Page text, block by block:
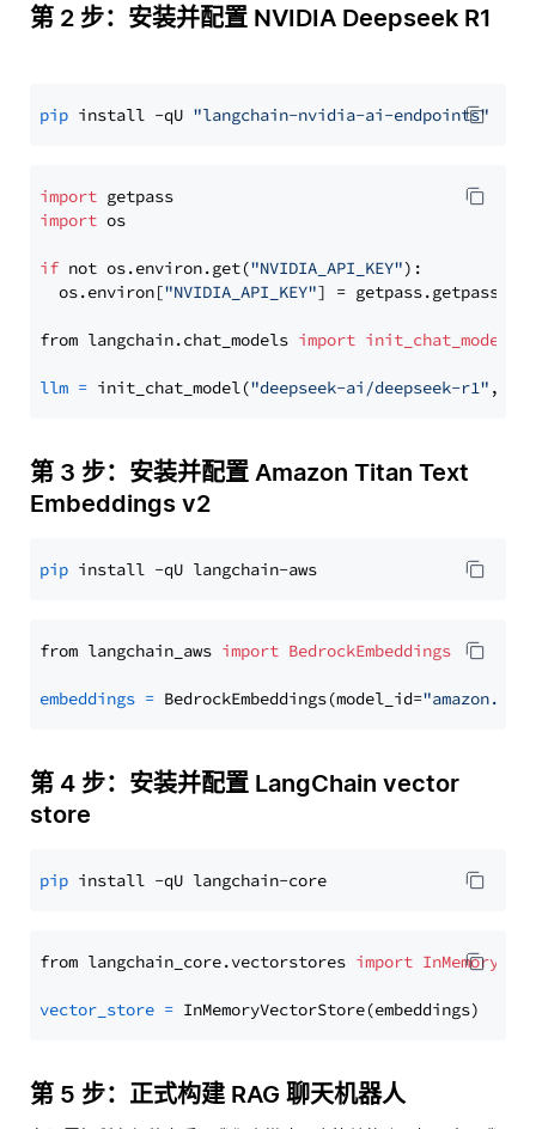
第 2 步：安装并配置 NVIDIA Deepseek R1
pip install -qU "langchain-nvidia-ai-endpoints"
import
import os
if not os.environ.get("NVIDIA_API_KEY"):
  os.environ[
"NVIDIA_API_KEY"] = getpass.getpass(
from langchain.chat_models import init_chat_model
llm = init_chat_model("deepseek-ai/deepseek-r1" ,
第 3 步：安装并配置 Amazon Titan Text
Embeddings v2
pip
from langchain_aws import BedrockEmbeddings
embeddings = BedrockEmbeddings(model_id=
第 4 步：安装并配置 LangChain vector
store
pip
from langchain_core.vectorstores import
vector_store =
第 5 步：正式构建 RAG 聊天机器人